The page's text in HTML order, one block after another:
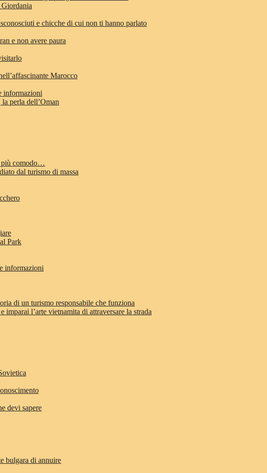
e chicche di cui non ti hanno parlato
e non avere paura
Marocco
informazioni
perla dell’Oman
più comodo…
dal turismo di massa
Park
informazioni
di un turismo responsabile che funziona
imparai l’arte vietnamita di attraversare la strada
devi sapere
bulgara di annuire